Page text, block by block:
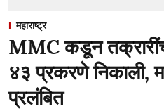
महाराष्ट्र
MMC कडून
४३ प्रकरणे निकाली,
प्रलंबित